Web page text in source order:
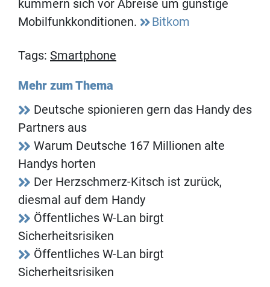
kümmern sich vor Abreise um günstige
Mobilfunkkonditionen.
Bitkom
Tags: Smartphone
Mehr zum Thema
Deutsche spionieren gern das Handy des
Partners aus
Warum Deutsche 167 Millionen alte
Handys horten
Der Herzschmerz-Kitsch ist zurück,
diesmal auf dem Handy
Öffentliches W-Lan birgt
Sicherheitsrisiken
Öffentliches W-Lan birgt
Sicherheitsrisiken